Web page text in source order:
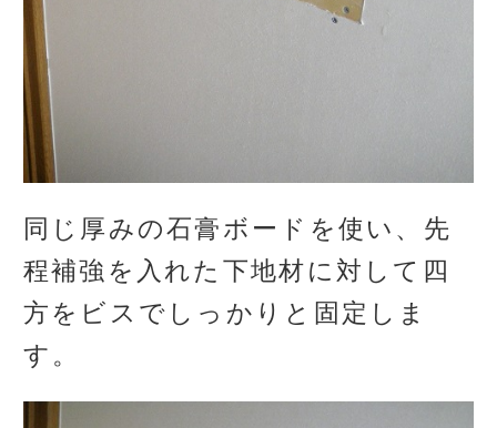
同じ厚みの石膏ボードを使い、先
程補強を入れた下地材に対して四
方をビスでしっかりと固定しま
す。